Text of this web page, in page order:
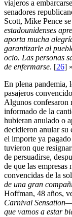
viajeros a
senadores
Scott, Mike Pence
estadounidenses
aporta mucha
garantizarle al
ocio. Las personas
de enfermarse. [26] »
En plena pandemia,
pasajeros
Algunos confesaron
informado de la
hubieran anulado o
decidieron anular su
el importe ya pagado
tuvieron que
de persuadirse,
de que las
convencidas de la
de una gran
Hoffman, 48 años,
Carnival Sensation
que vamos a estar